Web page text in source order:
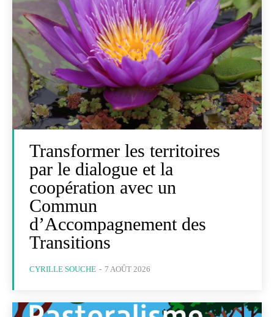
Transformer les territoires
par le dialogue et la
coopération avec un
Commun
d’Accompagnement des
Transitions
CYRILLE SOUCHE - 7 AOÛT 2026